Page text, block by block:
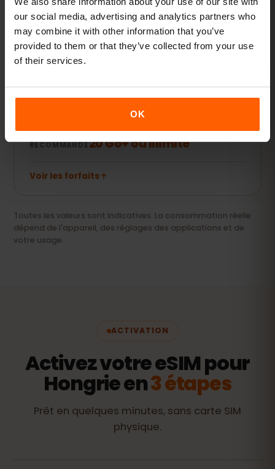
our social media, advertising and analytics partners who
may combine it with other information that you’ve
provided to them or that they’ve collected from your use
of their services.
OK
RECOMMANDÉ
Voir les forfaits
Streaming & hotspot
RECOMMANDÉ20 Go+ ou Illimité
Voir les forfaits
Toutes les valeurs sont indicatives. La consommation réelle
dépend de l'appareil, des réglages des applications et de
votre usage.
ACTIVATION
Activez votre eSIM pour
Hongrie en3 étapes
Prêt en quelques minutes, sans carte SIM
physique.